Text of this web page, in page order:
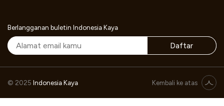
Berlangganan buletin Indonesia Kaya
Daftar
© 2025 Indonesia Kaya Kembali ke atas